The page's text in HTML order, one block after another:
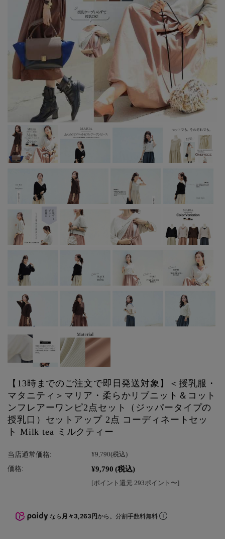
【13時までのご注文で即日発送対象】＜授乳服・
マタニティ＞マリア・柔らかリブニット＆コット
ンフレアーワンピ2点セット（ジッパータイプの
授乳口）セットアップ 2点 コーディネートセッ
ト Milk tea ミルクティー
当店通常価格: ¥9,790(税込)
価格: ¥9,790 (税込)
[ポイント還元 293ポイント〜]
なら 月々3,263円から。分割手数料無料